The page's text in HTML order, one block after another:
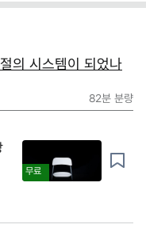
의 시스템이 되었나
82분 분량
무료